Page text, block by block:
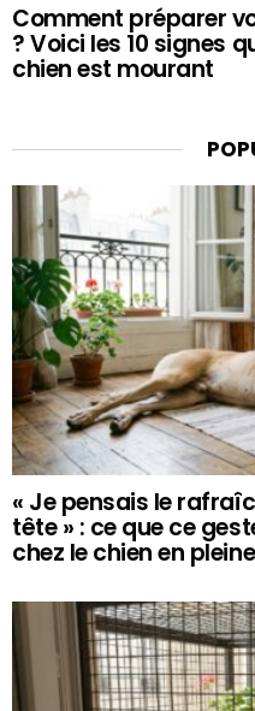
Comment préparer
? Voici les 10 signes
chien est mourant
« Je pensais le
tête » : ce que ce
chez le chien en